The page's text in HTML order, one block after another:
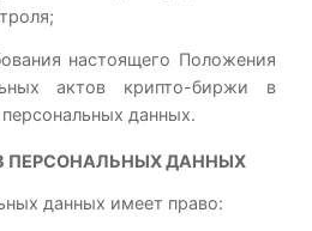
настоящего Положения
актов крипто-биржи в
данных.
ПЕРСОНАЛЬНЫХ ДАННЫХ
данных имеет право: